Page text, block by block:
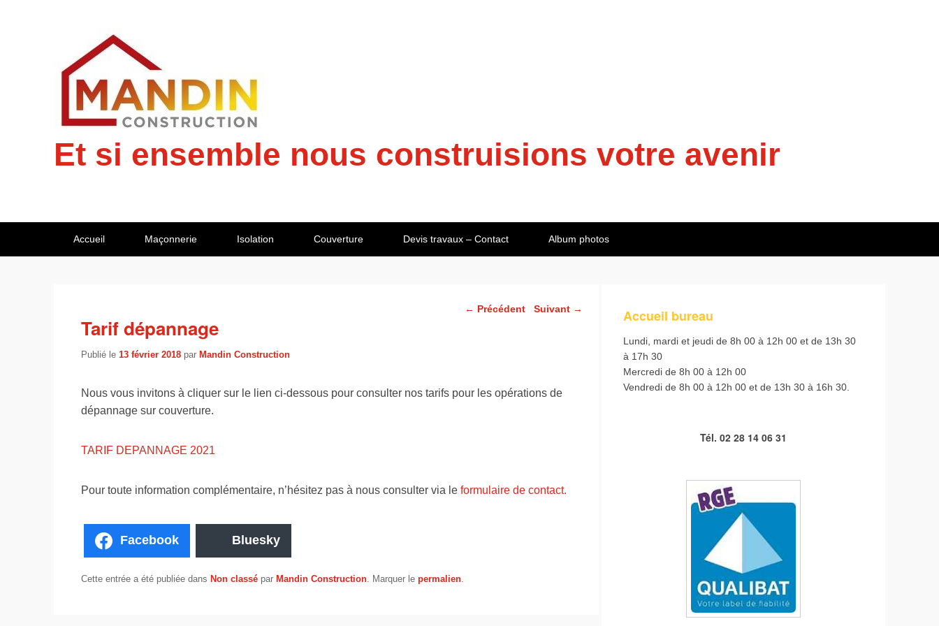
Et si ensemble nous construisions votre avenir
Accueil Maçonnerie Isolation Couverture Devis travaux – Contact Album photos
Navigation dans les
← Précédent Suivant →
Tarif dépannage
Publié le 13 février 2018 par Mandin Construction
Nous vous invitons à cliquer sur le lien ci-dessous pour consulter nos tarifs pour les opérations de
dépannage sur couverture.
TARIF DEPANNAGE 2021
Pour toute information complémentaire, n’hésitez pas à nous consulter via le formulaire de contact.
Facebook Bluesky
Cette entrée a été publiée dans Non classé par Mandin Construction . Marquer le permalien
Accueil bureau
Lundi, mardi et jeudi de 8h 00 à 12h 00 et de 13h 30
à 17h 30
Mercredi de 8h 00 à 12h 00
Vendredi de 8h 00 à 12h 00 et de 13h 30 à 16h 30.
Tél. 02 28 14 06 31